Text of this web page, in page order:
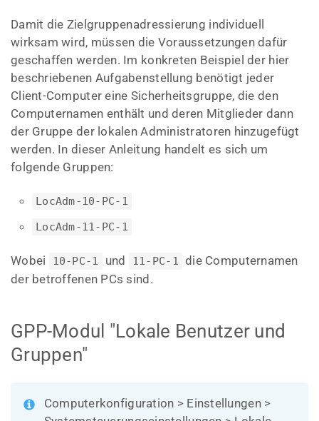
Damit die Zielgruppenadressierung individuell
wirksam wird, müssen die Voraussetzungen dafür
geschaffen werden. Im konkreten Beispiel der hier
beschriebenen Aufgabenstellung benötigt jeder
Client-Computer eine Sicherheitsgruppe, die den
Computernamen enthält und deren Mitglieder dann
der Gruppe der lokalen Administratoren hinzugefügt
werden. In dieser Anleitung handelt es sich um
folgende Gruppen:
LocAdm-10-PC-1
LocAdm-11-PC-1
Wobei 10-PC-1 und 11-PC-1 die Computernamen
der betroffenen PCs sind.
GPP-Modul "Lokale Benutzer und
Gruppen"
Computerkonfiguration > Einstellungen >